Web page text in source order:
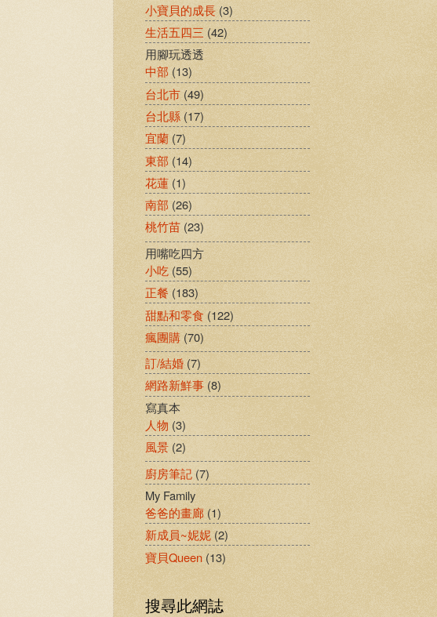
小寶貝的成長 (3)
生活五四三 (42)
用腳玩透透
中部 (13)
台北市 (49)
台北縣 (17)
宜蘭 (7)
東部 (14)
花蓮 (1)
南部 (26)
桃竹苗 (23)
用嘴吃四方
小吃 (55)
正餐 (183)
甜點和零食 (122)
瘋團購 (70)
訂/結婚 (7)
網路新鮮事 (8)
寫真本
人物 (3)
風景 (2)
廚房筆記 (7)
My Family
爸爸的畫廊 (1)
新成員~妮妮 (2)
寶貝Queen (13)
搜尋此網誌